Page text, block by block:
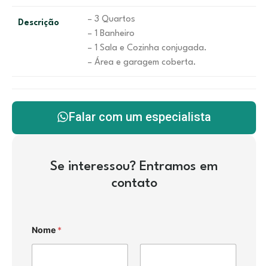
Descrição
– 3 Quartos
– 1 Banheiro
– 1 Sala e Cozinha conjugada.
– Área e garagem coberta.
Falar com um especialista
Se interessou? Entramos em
contato
Nome *